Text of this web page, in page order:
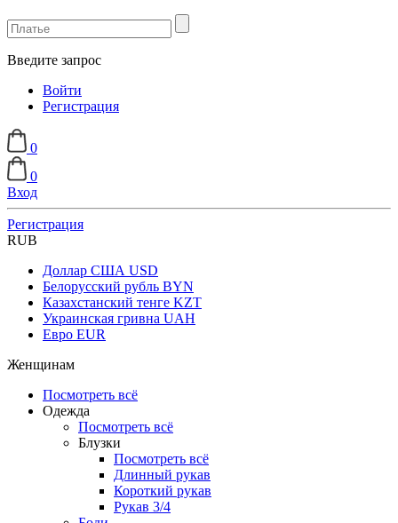
Введите запрос
Войти
Регистрация
0
0
Вход
Регистрация
RUB
Доллар США USD
Белорусский рубль BYN
Казахстанский тенге KZT
Украинская гривна UAH
Евро EUR
Женщинам
Посмотреть всё
Одежда
Посмотреть всё
Блузки
Посмотреть всё
Длинный рукав
Короткий рукав
Рукав 3/4